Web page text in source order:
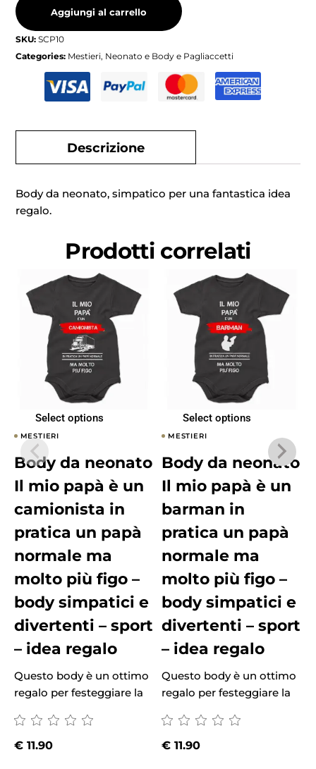
Aggiungi al carrello
SKU:SCP10
Categories: Mestieri, Neonato e Body e Pagliaccetti
Descrizione
Body da neonato, simpatico per una fantastica idea
regalo.
Prodotti correlati
Select options
MESTIERI
Body da neonato
Il mio papà è un
camionista in
pratica un papà
normale ma
molto più figo –
body simpatici e
divertenti – sport
– idea regalo
Questo body è un ottimo
regalo per festeggiare la
€11.90
Select options
MESTIERI
Body da neonato
Il mio papà è un
barman in
pratica un papà
normale ma
molto più figo –
body simpatici e
divertenti – sport
– idea regalo
Questo body è un ottimo
regalo per festeggiare la
€ 11.90